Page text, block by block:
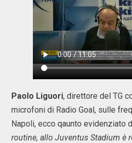
Paolo Liguori, direttore del TG
microfoni di Radio Goal, sulle
Napoli, ecco qaunto evidenziato
routine, allo Juventus Stadium è